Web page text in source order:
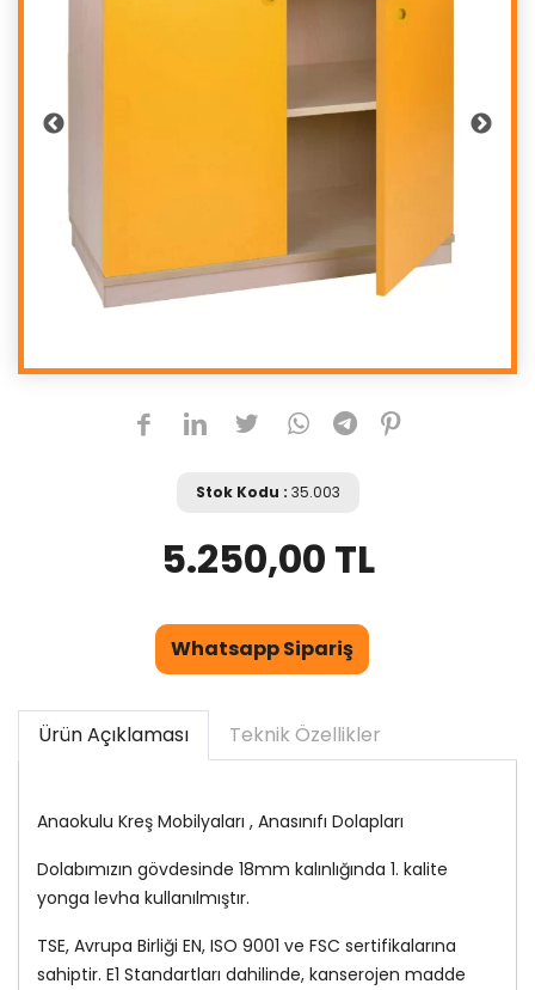
Stok Kodu : 35.003
5.250,00 TL
Whatsapp Sipariş
Ürün Açıklaması Teknik Özellikler
Anaokulu Kreş Mobilyaları , Anasınıfı Dolapları
Dolabımızın gövdesinde 18mm kalınlığında 1. kalite
yonga levha kullanılmıştır.
TSE, Avrupa Birliği EN, ISO 9001 ve FSC sertifikalarına
sahiptir. E1 Standartları dahilinde, kanserojen madde